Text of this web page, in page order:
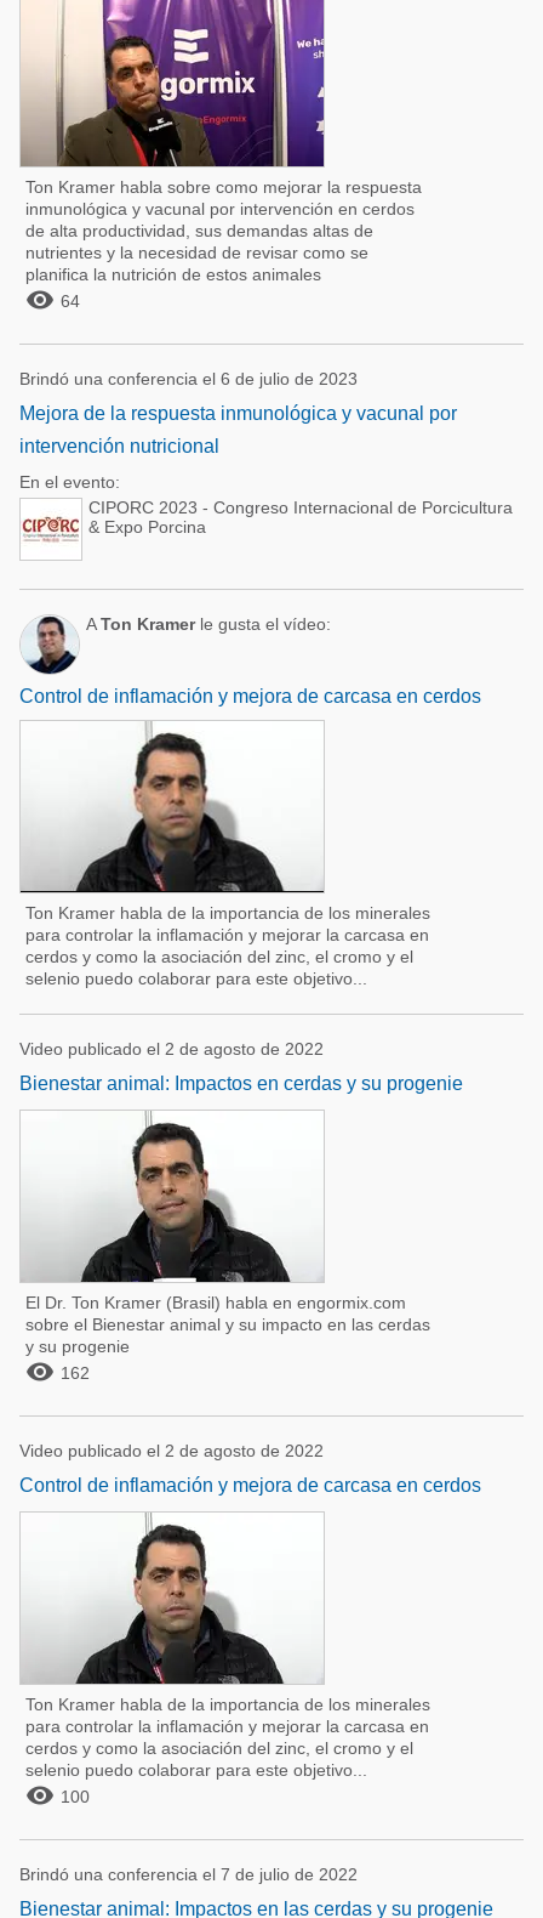
Ton Kramer habla sobre como mejorar la respuesta
inmunológica y vacunal por intervención en cerdos
de alta productividad, sus demandas altas de
nutrientes y la necesidad de revisar como se
planifica la nutrición de estos animales
 64
Brindó una conferencia el 6 de julio de 2023
Mejora de la respuesta inmunológica y vacunal por
intervención nutricional
En el evento:
CIPORC 2023 - Congreso Internacional de Porcicultura
& Expo Porcina
ATon Kramerle gusta el vídeo:
Control de inflamación y mejora de carcasa en cerdos
Ton Kramer habla de la importancia de los minerales
para controlar la inflamación y mejorar la carcasa en
cerdos y como la asociación del zinc, el cromo y el
selenio puedo colaborar para este objetivo...
Video publicado el 2 de agosto de 2022
Bienestar animal: Impactos en cerdas y su progenie
El Dr. Ton Kramer (Brasil) habla en engormix.com
sobre el Bienestar animal y su impacto en las cerdas
y su progenie
 162
Video publicado el 2 de agosto de 2022
Control de inflamación y mejora de carcasa en cerdos
Ton Kramer habla de la importancia de los minerales
para controlar la inflamación y mejorar la carcasa en
cerdos y como la asociación del zinc, el cromo y el
selenio puedo colaborar para este objetivo...
 100
Brindó una conferencia el 7 de julio de 2022
Bienestar animal: Impactos en las cerdas y su progenie